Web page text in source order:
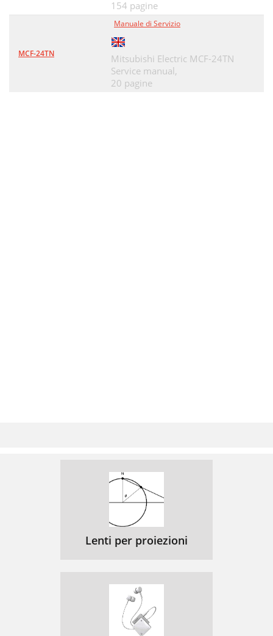
154 pagine
MCF-24TN
Manuale di Servizio
Mitsubishi Electric MCF-24TN
Service manual,
20 pagine
Lenti per proiezioni